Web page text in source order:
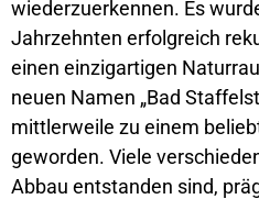
wiederzuerkennen. Es
Jahrzehnten erfolgreich
einen einzigartigen
neuen Namen „Bad
mittlerweile zu einem
geworden. Viele
Abbau entstanden sind,